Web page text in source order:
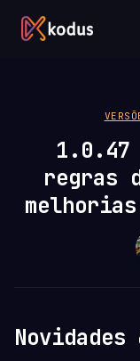
1.0.47
regras